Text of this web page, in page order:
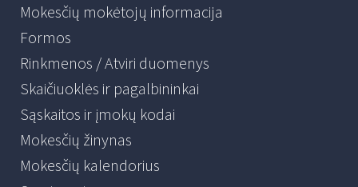
Mokesčių mokėtojų informacija
Formos
Rinkmenos / Atviri duomenys
Skaičiuoklės ir pagalbininkai
Sąskaitos ir įmokų kodai
Mokesčių žinynas
Mokesčių kalendorius